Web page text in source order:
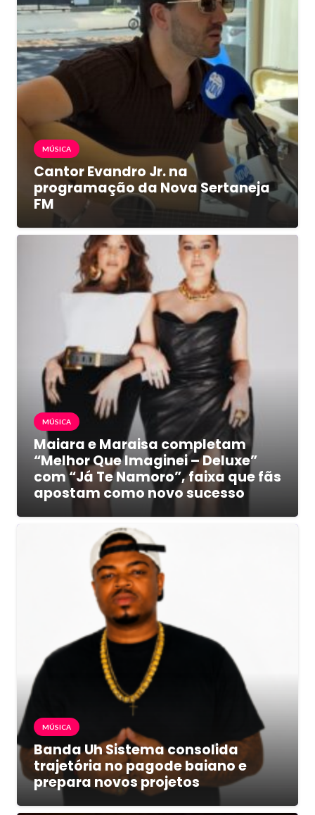
MÚSICA
Cantor Evandro Jr. na
programação da Nova Sertaneja
FM
MÚSICA
Maiara e Maraisa completam
“Melhor Que Imaginei – Deluxe”
com “Já Te Namoro”, faixa que fãs
apostam como novo sucesso
MÚSICA
Banda Uh Sistema consolida
trajetória no pagode baiano e
prepara novos projetos